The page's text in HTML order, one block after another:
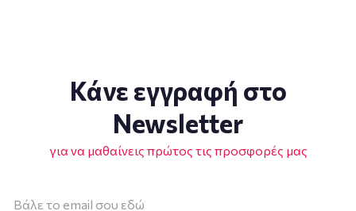
Κάνε εγγραφή στο
Newsletter
για να μαθαίνεις πρώτος τις προσφορές μας